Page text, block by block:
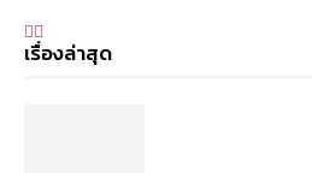
เรื่องล่าสุด